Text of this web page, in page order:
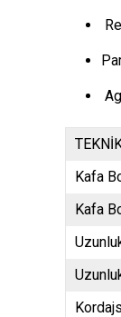
Kafa
Kafa